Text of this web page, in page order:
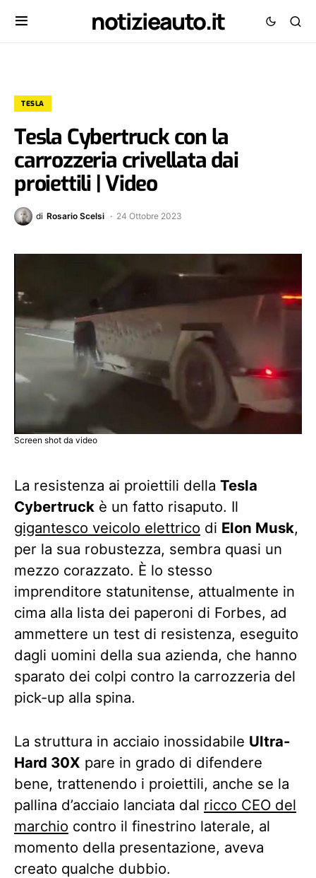
notizieauto.it
TESLA
Tesla Cybertruck con la
carrozzeria crivellata dai
proiettili | Video
di Rosario Scelsi 24 Ottobre 2023
Screen shot da video
La resistenza ai proiettili della Tesla
Cybertruck è un fatto risaputo. Il
gigantesco veicolo elettrico di Elon Musk,
per la sua robustezza, sembra quasi un
mezzo corazzato. È lo stesso
imprenditore statunitense, attualmente in
cima alla lista dei paperoni di Forbes, ad
ammettere un test di resistenza, eseguito
dagli uomini della sua azienda, che hanno
sparato dei colpi contro la carrozzeria del
pick-up alla spina.
La struttura in acciaio inossidabile Ultra-
Hard 30X pare in grado di difendere
bene, trattenendo i proiettili, anche se la
pallina d’acciaio lanciata dal ricco CEO del
marchio contro il finestrino laterale, al
momento della presentazione, aveva
creato qualche dubbio.